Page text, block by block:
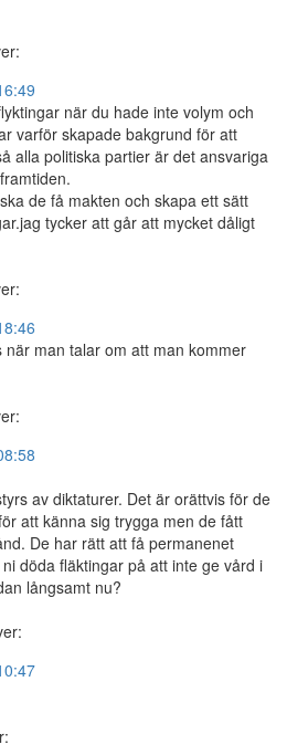
när du hade inte volym och
varför skapade bakgrund för att
alla politiska partier är det ansvariga
de få makten och skapa ett sätt
tycker att går att mycket dåligt
när man talar om att man kommer
av diktaturer. Det är orättvis för de
att känna sig trygga men de fått
De har rätt att få permanenet
döda fläktingar på att inte ge vård i
långsamt nu?